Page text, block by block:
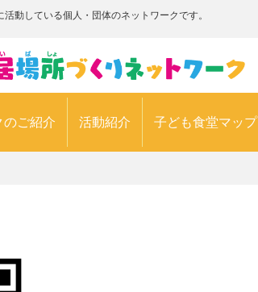
動している個人・団体のネットワークです。
のご紹介 活動紹介 子ども食堂マップ